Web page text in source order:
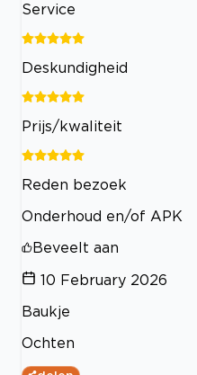
Service
Deskundigheid
Prijs/kwaliteit
Reden bezoek
Onderhoud en/of APK
Beveelt aan
10 February 2026
Baukje
Ochten